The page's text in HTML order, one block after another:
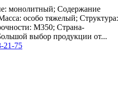
монолитный; Содержание
особо тяжелый; Структура:
М350; Страна-
выбор продукции от...
21-75